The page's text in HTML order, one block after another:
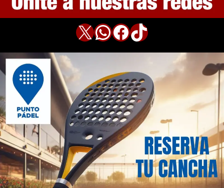
X WhatsApp Facebook TikTok